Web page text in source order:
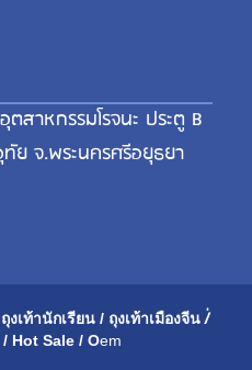
สาหกรรมโรจนะ ประตู B
ย จ.พระนครศรีอยุธยา
ถุงเท้านักเรียน / ถุงเท้าเมืองจีน /่
/ Hot Sale / Oem